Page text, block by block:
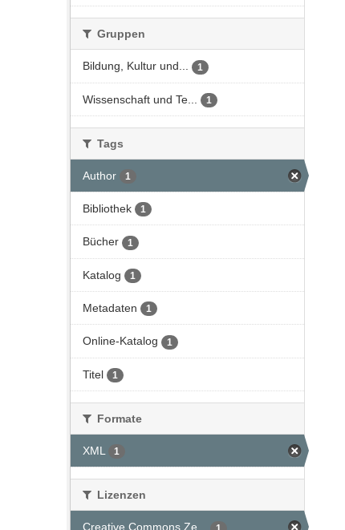
Gruppen
Bildung, Kultur und... 1
Wissenschaft und Te... 1
Tags
Author 1
Bibliothek 1
Bücher 1
Katalog 1
Metadaten 1
Online-Katalog 1
Titel 1
Formate
XML 1
Lizenzen
Creative Commons Ze...